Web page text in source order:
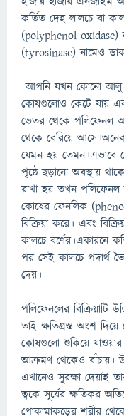
কর্তিত দেহ লালচে বা
(polyphenol oxidase)
(tyrosinase) নামেও
আপনি যখন কোনো আলু
কোষগুলোও কেটে যায়
ভেতর থেকে পলিফেনল
থেকে বেরিয়ে
যেমন হয় তেমন।এভাবে
পৃষ্ঠে ছড়ানো অবস্থায়
রাখা হয় তখন পলিফেনল
কোষের ফেনলিক
বিক্রিয়া করে। এবং
কালচে বর্ণের।একারনে
পর সেই কালচে পদার্থ
দেয়।
পলিফেনলের বিক্রিয়াটি
তাই ক্ষতিগ্রস্ত অংশ
কোষগুলো শুকিয়ে
আক্রমণ থেকেও বাঁচায়।
এখানেও সুরক্ষা দেয়াই
ত্বকে সূর্যের ক্ষতিকর
পোকামাকড়ের শরীর